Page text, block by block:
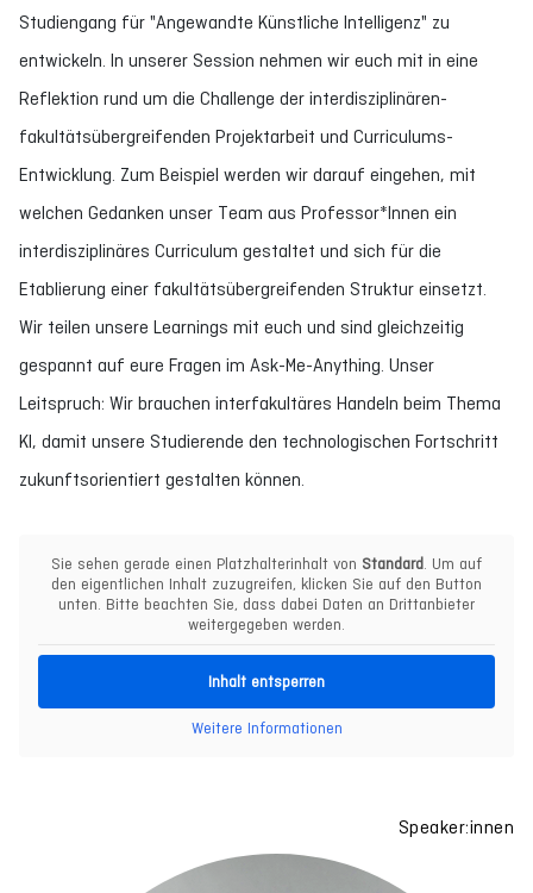
Studiengang für "Angewandte Künstliche Intelligenz" zu
entwickeln. In unserer Session nehmen wir euch mit in eine
Reflektion rund um die Challenge der interdisziplinären-
fakultätsübergreifenden Projektarbeit und Curriculums-
Entwicklung. Zum Beispiel werden wir darauf eingehen, mit
welchen Gedanken unser Team aus Professor*Innen ein
interdisziplinäres Curriculum gestaltet und sich für die
Etablierung einer fakultätsübergreifenden Struktur einsetzt.
Wir teilen unsere Learnings mit euch und sind gleichzeitig
gespannt auf eure Fragen im Ask-Me-Anything. Unser
Leitspruch: Wir brauchen interfakultäres Handeln beim Thema
KI, damit unsere Studierende den technologischen Fortschritt
zukunftsorientiert gestalten können.
Sie sehen gerade einen Platzhalterinhalt von Standard . Um auf
den eigentlichen Inhalt zuzugreifen, klicken Sie auf den Button
unten. Bitte beachten Sie, dass dabei Daten an Drittanbieter
weitergegeben werden.
Inhalt entsperren
Weitere Informationen
Speaker:innen